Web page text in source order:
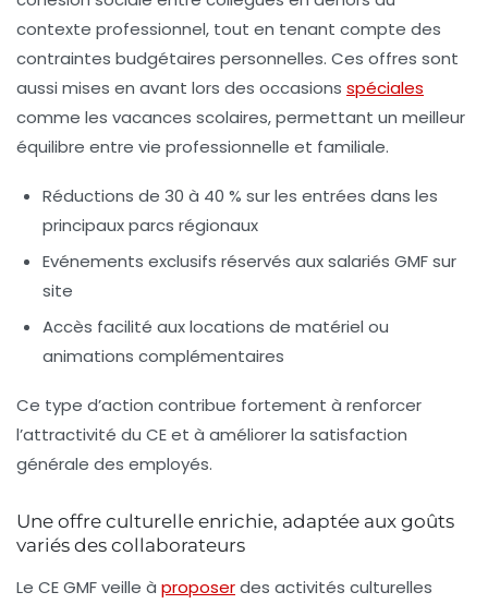
contexte professionnel, tout en tenant compte des
contraintes budgétaires personnelles. Ces offres sont
aussi mises en avant lors des occasions spéciales
comme les vacances scolaires, permettant un meilleur
équilibre entre vie professionnelle et familiale.
Réductions de 30 à 40 % sur les entrées dans les
principaux parcs régionaux
Evénements exclusifs réservés aux salariés GMF sur
site
Accès facilité aux locations de matériel ou
animations complémentaires
Ce type d’action contribue fortement à renforcer
l’attractivité du CE et à améliorer la satisfaction
générale des employés.
Une offre culturelle enrichie, adaptée aux goûts
variés des collaborateurs
Le CE GMF veille à proposerdes activités culturelles